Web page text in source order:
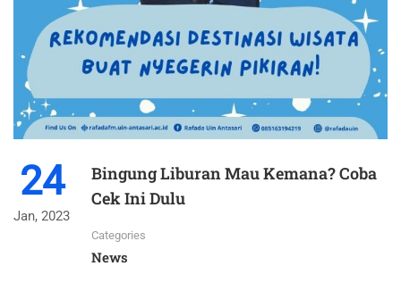
24
Jan, 2023
Bingung Liburan Mau Kemana? Coba
Cek Ini Dulu
Categories
News